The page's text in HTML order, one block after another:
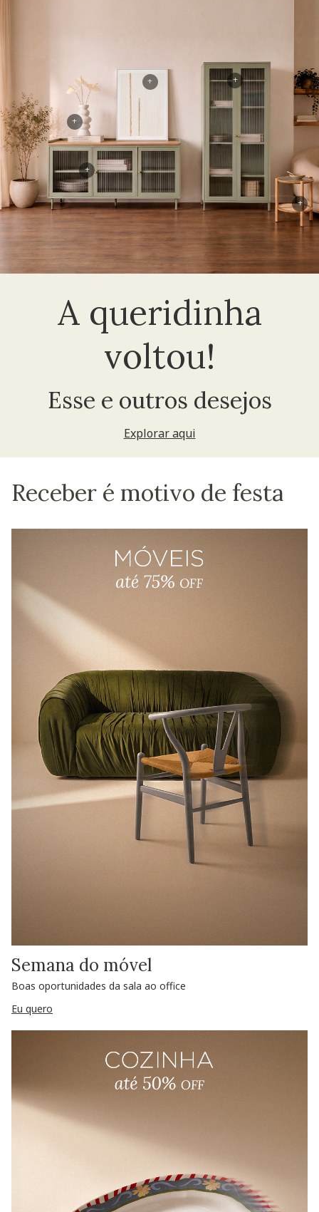
A queridinha
voltou!
Esse e outros desejos
Explorar aqui
+
+
+
+
+
Receber é motivo de festa
Semana do móvel
Boas oportunidades da sala ao office
Eu quero